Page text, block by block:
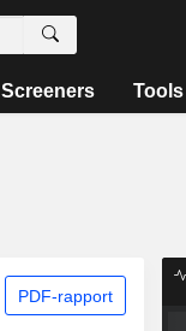
Screeners Tools
PDF-rapport